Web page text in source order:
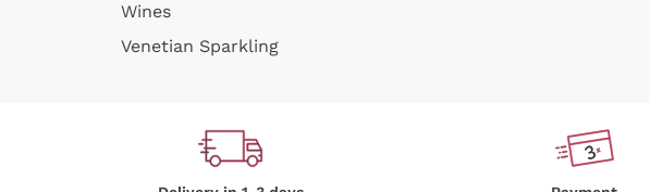
Wines
Venetian Sparkling